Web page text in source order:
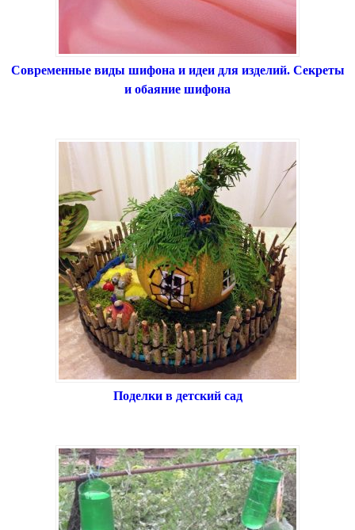
Современные виды шифона и идеи для изделий. Секреты
и обаяние шифона
Поделки в детский сад